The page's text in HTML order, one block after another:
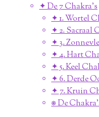
✦ De 7 Chakra's
✦ 1. Wortel
✦ 2. Sacraal
✦ 3.
✦ 4. Hart
✦ 5. Keel
✦ 6. Derde
✦ 7. Kruin
⎈ De